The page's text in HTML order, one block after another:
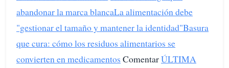
abandonar la marca blancaLa alimentación debe
"gestionar el tamaño y mantener la identidad"Basura
que cura: cómo los residuos alimentarios se
convierten en medicamentos ComentarÚLTIMA